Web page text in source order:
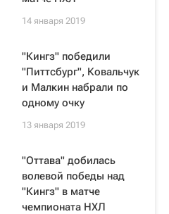
14 января 2019
"Кингз" победили
"Питтсбург", Ковальчук
и Малкин набрали по
одному очку
13 января 2019
"Оттава" добилась
волевой победы над
"Кингз" в матче
чемпионата НХЛ